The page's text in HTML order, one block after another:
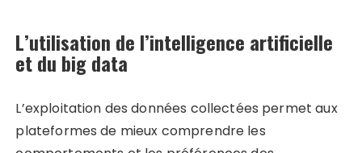
L’utilisation de l’intelligence artificielle
et du big data
L’exploitation des données collectées permet aux
plateformes de mieux comprendre les